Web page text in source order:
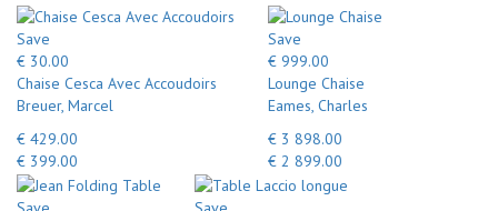
Save
€ 30.00
Chaise Cesca Avec Accoudoirs
Breuer, Marcel
€ 429.00
€ 399.00
Save
€ 999.00
Lounge Chaise
Eames, Charles
€ 3 898.00
€ 2 899.00